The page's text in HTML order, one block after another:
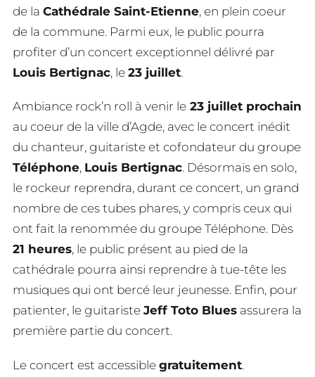
de la Cathédrale Saint-Etienne, en plein coeur
de la commune. Parmi eux, le public pourra
profiter d’un concert exceptionnel délivré par
Louis Bertignac, le 23 juillet.
Ambiance rock’n roll à venir le 23 juillet prochain
au coeur de la ville d’Agde, avec le concert inédit
du chanteur, guitariste et cofondateur du groupe
Téléphone, Louis Bertignac. Désormais en solo,
le rockeur reprendra, durant ce concert, un grand
nombre de ces tubes phares, y compris ceux qui
ont fait la renommée du groupe Téléphone. Dès
21 heures, le public présent au pied de la
cathédrale pourra ainsi reprendre à tue-tête les
musiques qui ont bercé leur jeunesse. Enfin, pour
patienter, le guitariste Jeff Toto Blues assurera la
première partie du concert.
Le concert est accessible gratuitement.